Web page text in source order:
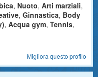
, Nuoto, Arti marziali,
, Ginnastica, Body
, Acqua gym, Tennis,
Migliora questo profilo